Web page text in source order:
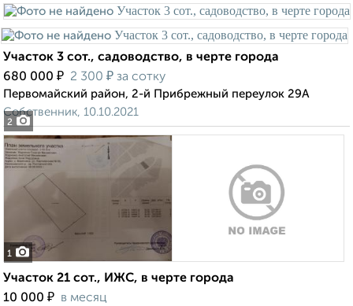
2
Участок 3 сот., садоводство, в черте города
680 000 ₽ 2 300 ₽ за сотку
Первомайский район, 2-й Прибрежный переулок 29А
Собственник, 10.10.2021
1
Участок 21 сот., ИЖС, в черте города
10 000 ₽ в месяц